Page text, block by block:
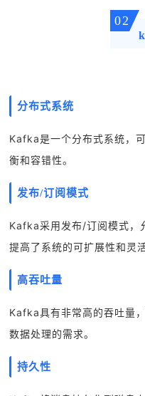
02
分布式系统
Kafka是一个分布式系统，
衡和容错性。
发布/订阅模式
Kafka采用发布/订阅模式，
提高了系统的可扩展性和灵活
高吞吐量
Kafka具有非常高的吞吐量
数据处理的需求。
持久性